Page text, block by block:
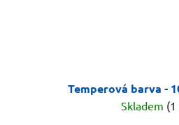
Temperová barva -
Skladem (1